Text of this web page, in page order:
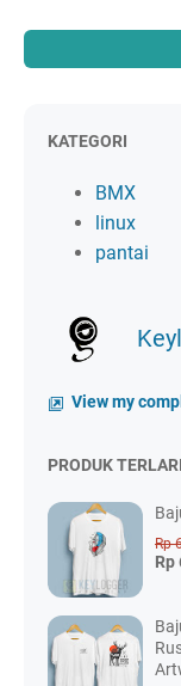
KATEGORI
BMX
linux
pantai
View my
PRODUK
Rp
Rp